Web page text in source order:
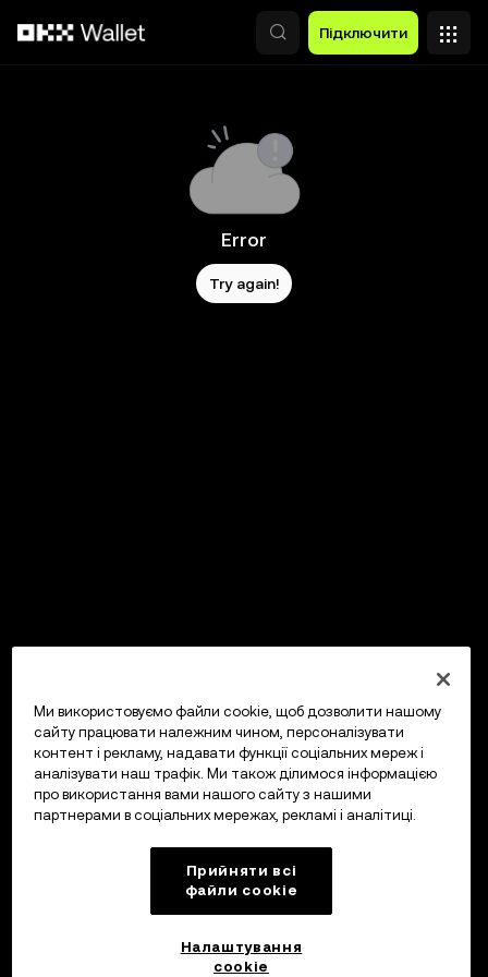
Підключити
Error
Try again!
Ми використовуємо файли cookie, щоб дозволити нашому
сайту працювати належним чином, персоналізувати
контент і рекламу, надавати функції соціальних мереж і
аналізувати наш трафік. Ми також ділимося інформацією
про використання вами нашого сайту з нашими
партнерами в соціальних мережах, рекламі і аналітиці.
Прийняти всі
файли сookie
Налаштування
cookie